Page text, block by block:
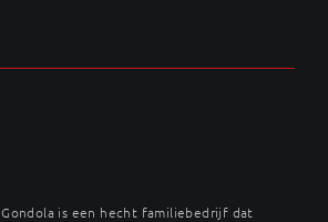
Gondola is een hecht familiebedrijf dat